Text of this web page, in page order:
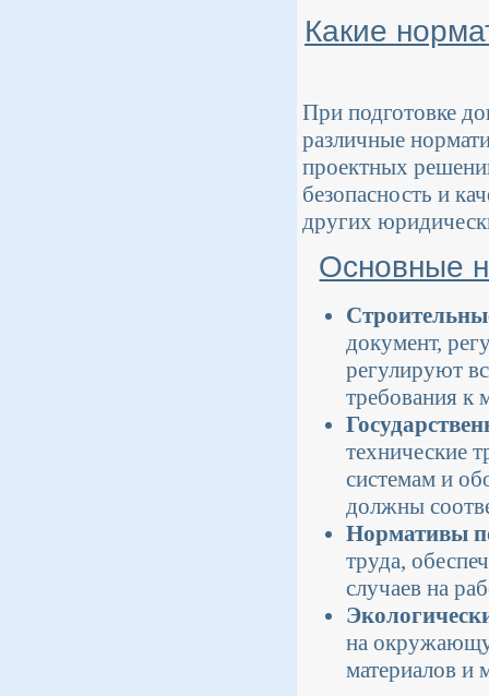
Какие
При подготовке
различные
проектных
безопасность и
других
Основные
документ,
регулируют
требования к
технические
системам и
должны
Нормативы
труда,
случаев на
на
материалов и